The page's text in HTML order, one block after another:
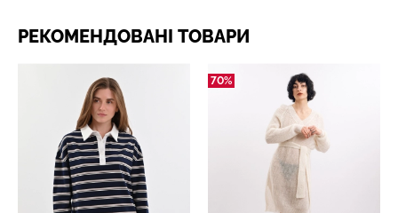
РЕКОМЕНДОВАНІ ТОВАРИ
70%